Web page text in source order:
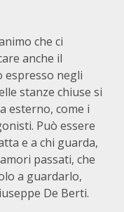
che ci
anche il
espresso negli
stanze chiuse si
esterno, come i
Può essere
e a chi guarda,
passati, che
a guardarlo,
De Berti.